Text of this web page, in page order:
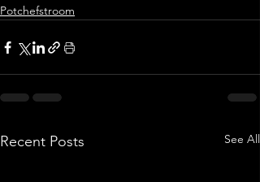
Potchefstroom
Recent Posts See All